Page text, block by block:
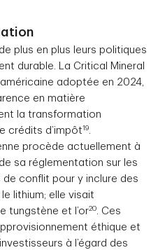
plus en plus leurs politiques
durable. La Critical Mineral
adoptée en 2024,
en matière
la transformation
crédits d’impôt19.
procède actuellement à
sa réglementation sur les
conflit pour y inclure des
lithium; elle visait
tungstène et l’or20. Ces
éthique et
à l’égard des